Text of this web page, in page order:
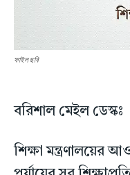
ফাইল ছবি
বরিশাল মেইল ডেস্কঃ
শিক্ষা মন্ত্রণালয়ের